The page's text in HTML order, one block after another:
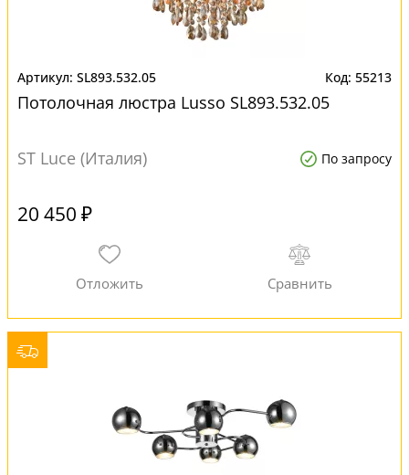
SL893.532.05 55213
Потолочная люстра Lusso SL893.532.05
ST Luce (Италия) По запросу
20 450 ₽